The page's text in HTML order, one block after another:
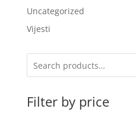
Uncategorized
Vijesti
Filter by price